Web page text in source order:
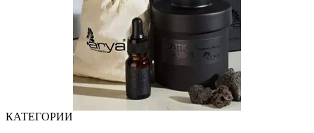
КАТЕГОРИИ